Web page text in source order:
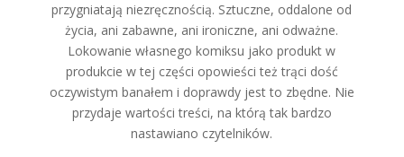
przygniatają niezręcznością. Sztuczne, oddalone od
życia, ani zabawne, ani ironiczne, ani odważne.
Lokowanie własnego komiksu jako produkt w
produkcie w tej części opowieści też trąci dość
oczywistym banałem i doprawdy jest to zbędne. Nie
przydaje wartości treści, na którą tak bardzo
nastawiano czytelników.